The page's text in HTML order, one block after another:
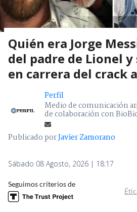
Quién era Jorge
del padre de Lionel
en carrera del crack
Perfil
Medio de comunicación
de colaboración con
Publicado porJavier Zamorano
Sábado 08 Agosto, 2026 | 18:17
Seguimos criterios de